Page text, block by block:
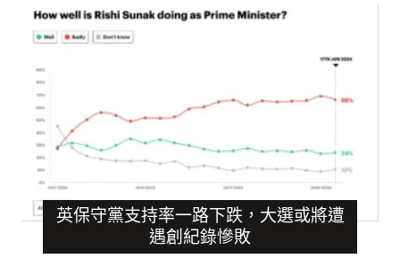
英保守黨支持率一路下跌，大選或將遭
遇創紀錄慘敗